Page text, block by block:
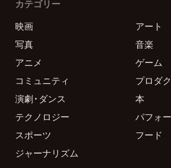
カテゴリー
映画
アート
写真
音楽
アニメ
ゲーム
コミュニティ
プロダ
演劇・ダンス
本
テクノロジー
パフォ
スポーツ
フード
ジャーナリズム